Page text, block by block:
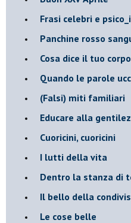
​Frasi celebri e
​Panchine rosso
​Cosa dice il tuo
​Quando le parole
​(Falsi) miti familiari
​Educare alla
​Cuoricini, cuoricini
I lutti della vita
​Dentro la stanza di
​Il bello della
Le cose belle